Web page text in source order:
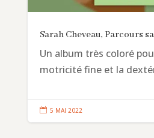
Sarah Cheveau, Parcours
Un album très coloré
motricité fine et la
 5 MAI 2022